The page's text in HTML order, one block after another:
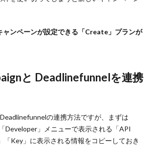
ャンペーンが設定できる「Create」プランが
と Deadlinefunnelを連携
の連携方法ですが、まずは
Developer」メニューで表示される「API
「Key」に表示される情報をコピーしておき